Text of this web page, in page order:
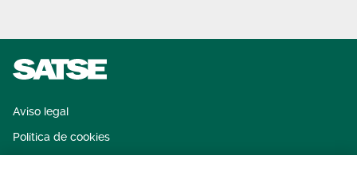
Aviso legal
Política de cookies